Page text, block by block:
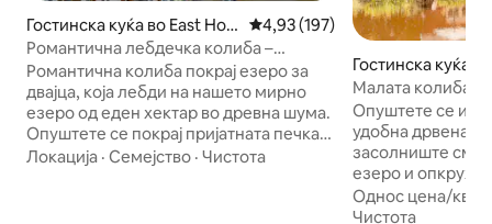
Гостинска куќа во East Hoa
thly
Просечна оцена: 4,93 од 5,
4,93 (197)
Романтична лебдечка колиба –
„Удобно сместување на вода“
Романтична колиба покрај езеро за
двајца, која лебди на нашето мирно
езеро од еден хектар во древна шума.
Опуштете се покрај пријатната печка
на дрва, гответе во целосно
Локација · Семејство · Чистота
Гостинска куќа
thly
Малата колиба
Опуштете се и
удобна дрвена
засолниште
езеро и
Уживајте во
јадењето на
Однос цена/
Чистота